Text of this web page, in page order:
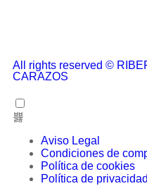
All rights reserved ©
CARAZOS
Aviso Legal
Condiciones de
Política de cookies
Política de privacidad